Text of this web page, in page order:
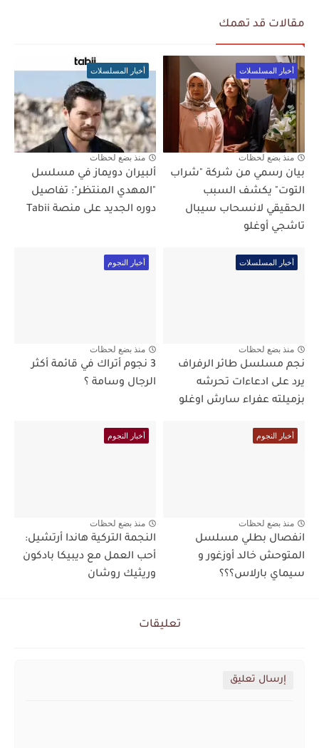
مقالات قد تهمك
أخبار المسلسلات
منذ بضع لحظات
بيان رسمي من شركة "شراب
التوت" يكشف السبب
الحقيقي لانسحاب سيبال
تاشجي أوغلو
أخبار المسلسلات
منذ بضع لحظات
ألبيران دويماز في مسلسل
"المهدي المنتظر": تفاصيل
دوره الجديد على منصة Tabii
أخبار المسلسلات
منذ بضع لحظات
نجم مسلسل طائر الرفراف
يرد على ادعاءات تحرشه
بزميلته عفراء سارش اوغلو
أخبار النجوم
منذ بضع لحظات
3 نجوم أتراك في قائمة أكثر
الرجال وسامة ؟
أخبار النجوم
منذ بضع لحظات
انفصال بطلي مسلسل
المتوحش خالد أوزغور و
سيماي بارلاس؟؟؟
أخبار النجوم
منذ بضع لحظات
النجمة التركية هاندا أرتشيل:
أحب العمل مع ديبيكا بادكون
وريثيك روشان
تعليقات
إرسال تعليق